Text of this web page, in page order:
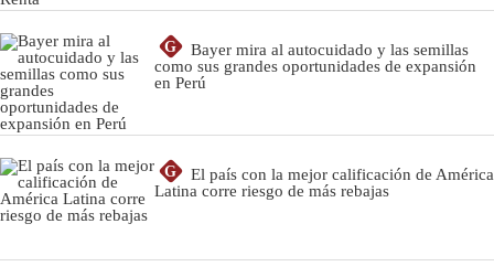
G
Bayer mira al autocuidado y las semillas
como sus grandes oportunidades de expansión
en Perú
G
El país con la mejor calificación de América
Latina corre riesgo de más rebajas